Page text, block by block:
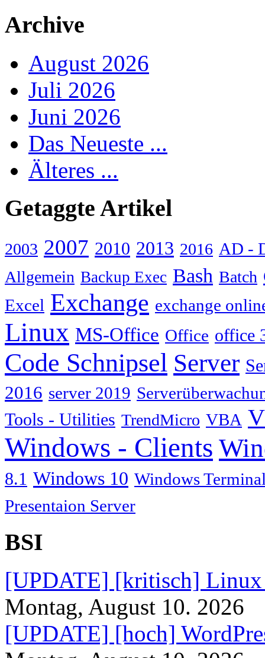
Archive
August 2026
Juli 2026
Juni 2026
Das Neueste ...
Älteres ...
Getaggte Artikel
2003 2007 2010 2013 2016 AD -
Allgemein Backup Exec Bash Batch
Excel Exchange exchange
Linux MS-Office Office office
Code Schnipsel Server
2016 server 2019
Tools - Utilities TrendMicro VBA
Windows - Clients
8.1 Windows 10 Windows
Presentaion Server
BSI
[UPDATE] [kritisch] Linux
Montag, August 10. 2026
[UPDATE] [hoch]